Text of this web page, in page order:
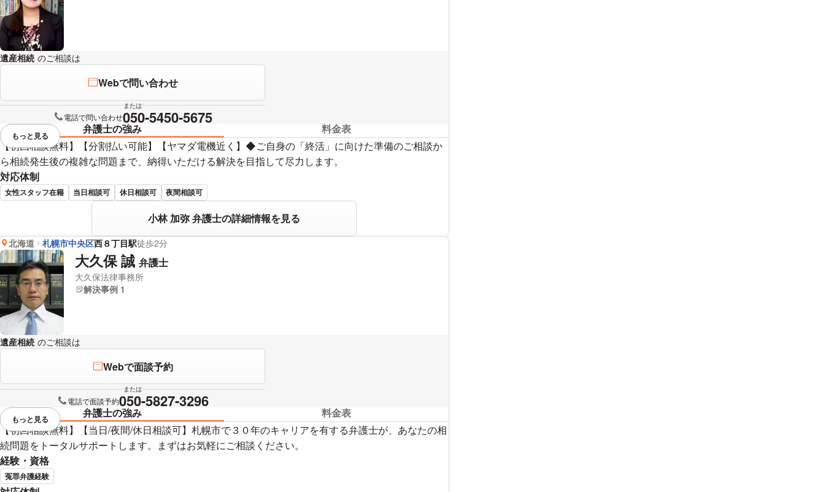
遺産相続 のご相談は
Webで問い合わせ
または
電話で問い合わせ050-5450-5675
弁護士の強み
料金表
【初回相談無料】【分割払い可能】【ヤマダ電機近く】◆ご自身の「終活」に向けた準備のご相談か
ら相続発生後の複雑な問題まで、納得いただける解決を目指して尽力します。
対応体制
女性スタッフ在籍 当日相談可 休日相談可 夜間相談可
小林 加弥 弁護士の詳細情報を見る
視覚的に省略されている要素を
もっと見る
北海道 札幌市中央区西８丁目駅徒歩2分
大久保 誠 弁護士
大久保法律事務所
解決事例 1
遺産相続 のご相談は
Webで面談予約
または
電話で面談予約050-5827-3296
弁護士の強み
料金表
【初回相談無料】【当日/夜間/休日相談可】札幌市で３０年のキャリアを有する弁護士が、あなたの相
続問題をトータルサポートします。まずはお気軽にご相談ください。
経験・資格
冤罪弁護経験
視覚的に省略されている要素を
もっと見る